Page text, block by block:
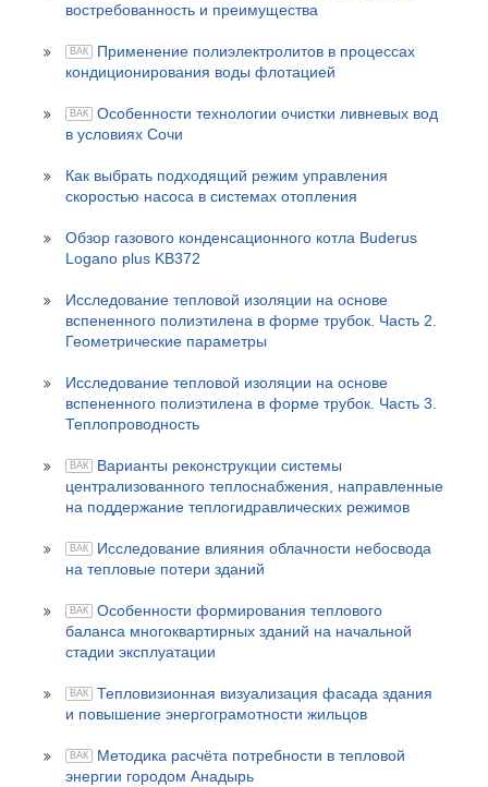
востребованность и преимущества
ВАК
Применение полиэлектролитов в процессах
кондиционирования воды флотацией
ВАК
Особенности технологии очистки ливневых вод
в условиях Сочи
Как выбрать подходящий режим управления
скоростью насоса в системах отопления
Обзор газового конденсационного котла Buderus
Logano plus KB372
Исследование тепловой изоляции на основе
вспененного полиэтилена в форме трубок. Часть 2.
Геометрические параметры
Исследование тепловой изоляции на основе
вспененного полиэтилена в форме трубок. Часть 3.
Теплопроводность
ВАК
Варианты реконструкции системы
централизованного теплоснабжения, направленные
на поддержание теплогидравлических режимов
ВАК
Исследование влияния облачности небосвода
на тепловые потери зданий
ВАК
Особенности формирования теплового
баланса многоквартирных зданий на начальной
стадии эксплуатации
ВАК
Тепловизионная визуализация фасада здания
и повышение энергограмотности жильцов
ВАК
Методика расчёта потребности в тепловой
энергии городом Анадырь